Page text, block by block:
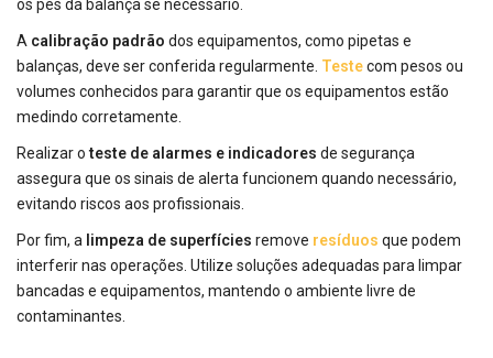
os pés da balança se necessário.
A calibração padrão dos equipamentos, como pipetas e
balanças, deve ser conferida regularmente. Testecom pesos ou
volumes conhecidos para garantir que os equipamentos estão
medindo corretamente.
Realizar oteste de alarmes e indicadores de segurança
assegura que os sinais de alerta funcionem quando necessário,
evitando riscos aos profissionais.
Por fim, a limpeza de superfícies remove resíduos que podem
interferir nas operações. Utilize soluções adequadas para limpar
bancadas e equipamentos, mantendo o ambiente livre de
contaminantes.